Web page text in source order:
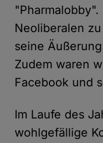
Neoliberalen
seine
Zudem waren
Facebook und
Im Laufe des
wohlgefällige